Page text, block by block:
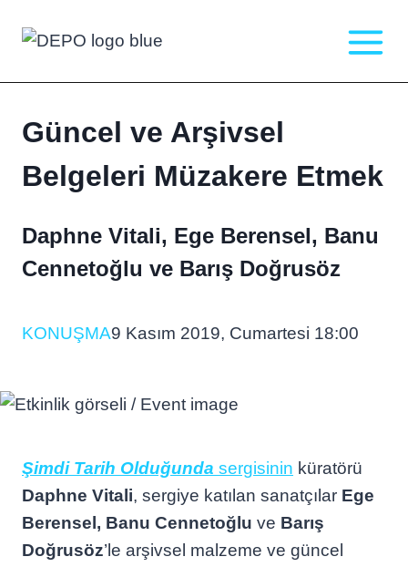
Güncel ve Arşivsel
Belgeleri Müzakere Etmek
Daphne Vitali, Ege Berensel, Banu
Cennetoğlu ve Barış Doğrusöz
KONUŞMA9 Kasım 2019, Cumartesi 18:00
Şimdi Tarih Olduğunda sergisinin küratörü
Daphne Vitali, sergiye katılan sanatçılar Ege
Berensel, Banu Cennetoğlu ve Barış
Doğrusöz’le arşivsel malzeme ve güncel